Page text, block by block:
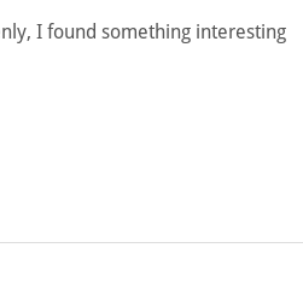
I found something interesting